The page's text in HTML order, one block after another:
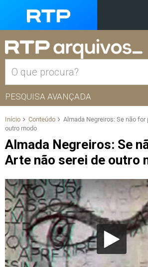
PESQUISA AVANÇADA
Início Conteúdo
Almada Negreiros: Se não for
outro modo
Almada Negreiros: Se
Arte não serei de outro